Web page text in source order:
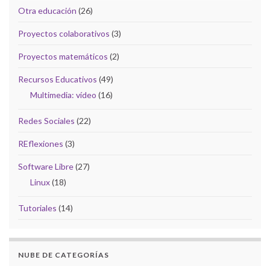
Otra educación (26)
Proyectos colaborativos (3)
Proyectos matemáticos (2)
Recursos Educativos (49)
Multimedia: vídeo (16)
Redes Sociales (22)
REflexiones (3)
Software Libre(27)
Linux(18)
Tutoriales (14)
NUBE DE CATEGORÍAS